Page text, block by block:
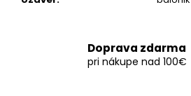
Doprava zdarma
pri nákupe nad 100€